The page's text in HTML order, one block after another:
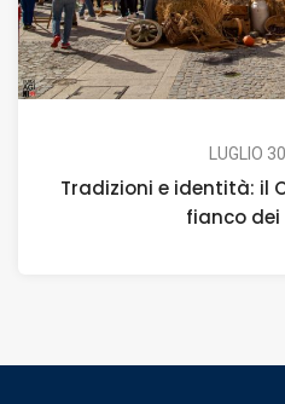
LUGLIO
Tradizioni e identità: il
fianco